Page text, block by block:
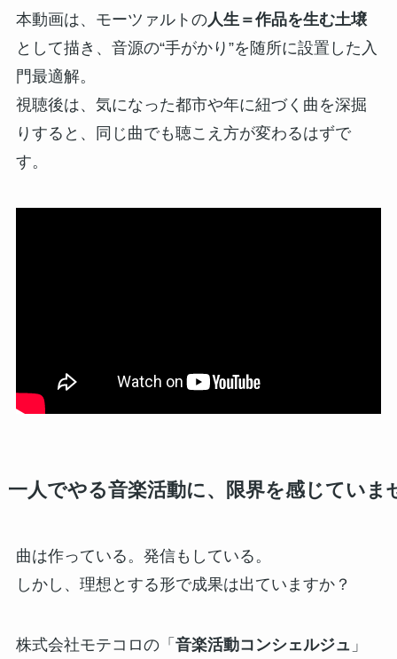
本動画は、モーツァルトの人生＝作品を生む土壌
として描き、音源の“手がかり”を随所に設置した入
門最適解。
視聴後は、気になった都市や年に紐づく曲を深掘
りすると、同じ曲でも聴こえ方が変わるはずで
す。
一人でやる音楽活動に、限界を感じていま
曲は作っている。発信もしている。
しかし、理想とする形で成果は出ていますか？
株式会社モテコロの「 音楽活動コンシェルジュ 」